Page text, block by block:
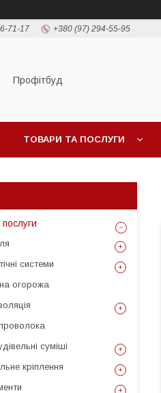
71-17 +380 (97) 294-55-95
Профітбуд
ТОВАРИ ТА ПОСЛУГИ
системи
огорожа
суміші
кріплення